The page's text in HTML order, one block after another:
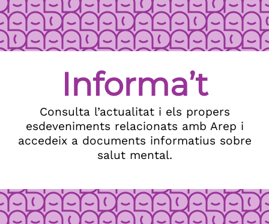
Informa’t
Consulta l’actualitat i els propers
esdeveniments relacionats amb Arep i
accedeix a documents informatius sobre
salut mental.